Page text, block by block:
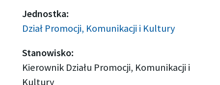
Jednostka:
Dział Promocji, Komunikacji i Kultury
Stanowisko:
Kierownik Działu Promocji, Komunikacji i
Kultury